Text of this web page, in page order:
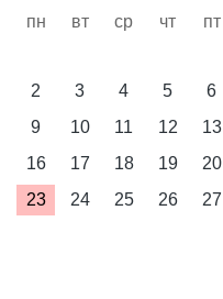
пн вт ср чт пт
2
3 4 5 6
9
10 11 12 13
16
17 18 19 20
23
24 25 26 27